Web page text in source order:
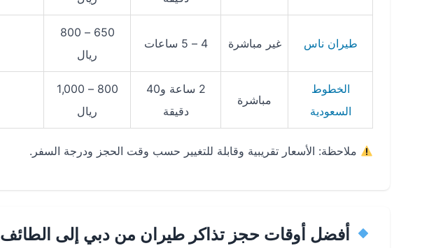
طيران ناس غير مباشرة 4 – 5 ساعات
650 – 800
ريال
الخطوط
السعودية
مباشرة
2 ساعة و40
دقيقة
800 – 1,000
ريال
ملاحظة: الأسعار تقريبية وقابلة للتغيير حسب وقت الحجز ودرجة السفر.
أفضل أوقات حجز تذاكر طيران من دبي إلى الطائف